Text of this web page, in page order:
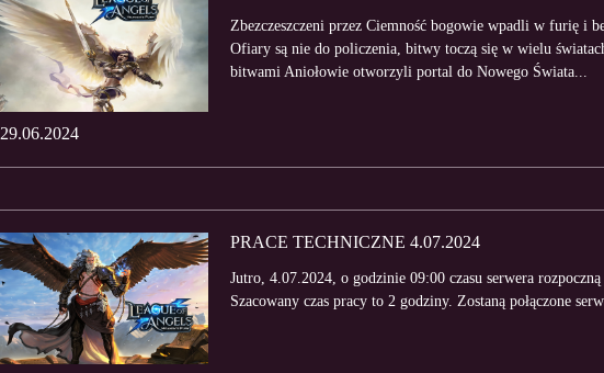
29.06.2024
Zbezczeszczeni przez Ciemność bogowie wpadli w furię i
Ofiary są nie do policzenia, bitwy toczą się w wielu
bitwami Aniołowie otworzyli portal do Nowego Świata...
PRACE TECHNICZNE 4.07.2024
Jutro, 4.07.2024, o godzinie 09:00 czasu serwera
Szacowany czas pracy to 2 godziny. Zostaną połączone